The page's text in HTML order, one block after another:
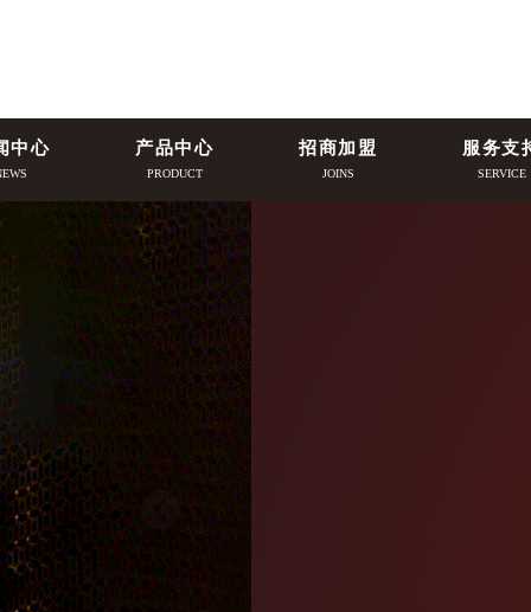
中心 产品中心
PRODUCT
招商加盟
JOINS
服务支
SERVICE